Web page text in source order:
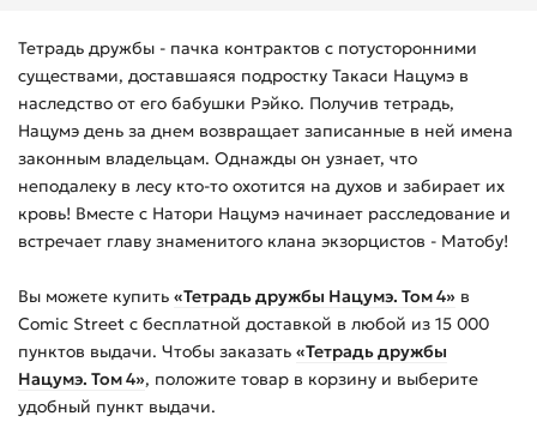
Тетрадь дружбы - пачка контрактов с потусторонними
существами, доставшаяся подростку Такаси Нацумэ в
наследство от его бабушки Рэйко. Получив тетрадь,
Нацумэ день за днем возвращает записанные в ней имена
законным владельцам. Однажды он узнает, что
неподалеку в лесу кто-то охотится на духов и забирает их
кровь! Вместе с Натори Нацумэ начинает расследование и
встречает главу знаменитого клана экзорцистов - Матобу!
Вы можете купить «Тетрадь дружбы Нацумэ. Том 4» в
Comic Street с бесплатной доставкой в любой из 15 000
пунктов выдачи. Чтобы заказать «Тетрадь дружбы
Нацумэ. Том 4», положите товар в корзину и выберите
удобный пункт выдачи.